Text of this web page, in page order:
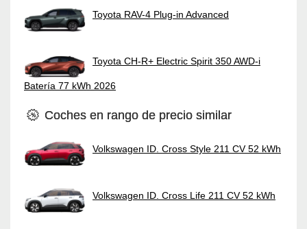
Toyota RAV-4 Plug-in Advanced
Toyota CH-R+ Electric Spirit 350 AWD-i
Batería 77 kWh 2026
Coches en rango de precio similar
Volkswagen ID. Cross Style 211 CV 52 kWh
Volkswagen ID. Cross Life 211 CV 52 kWh